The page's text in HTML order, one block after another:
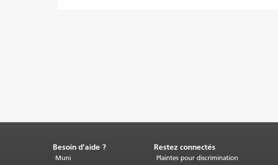
Fin
du
Besoin d'aide ?
Muni
Restez connectés
Plaintes pour discrimination